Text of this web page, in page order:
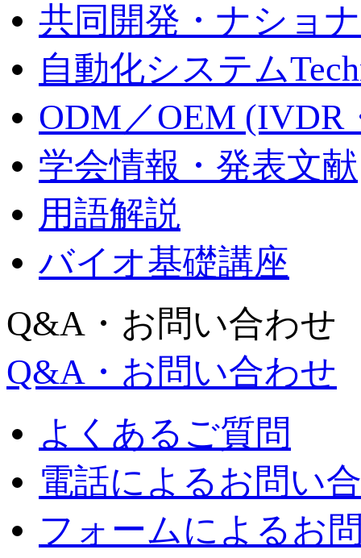
共同開発・ナショ
自動化システム
ODM／OEM
学会情報・発表文献
用語解説
バイオ基礎講座
Q&A・お問い合わせ
Q&A・お問い合わせ
よくあるご質問
電話によるお問い
フォームによるお